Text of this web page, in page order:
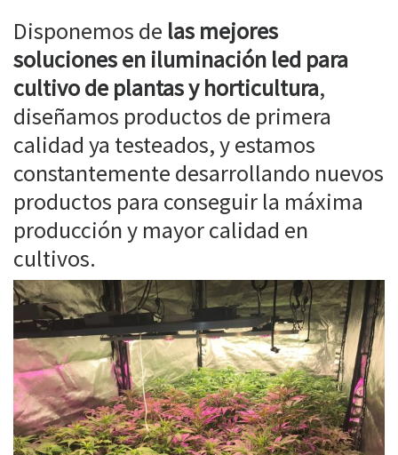
Disponemos de las mejores
soluciones en iluminación led para
cultivo de plantas y horticultura,
diseñamos productos de primera
calidad ya testeados, y estamos
constantemente desarrollando nuevos
productos para conseguir la máxima
producción y mayor calidad en
cultivos.